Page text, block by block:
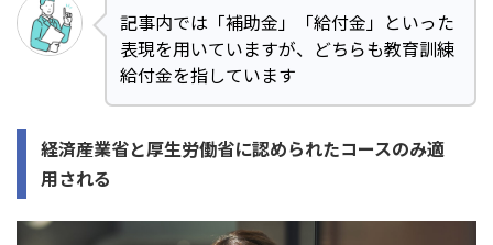
記事内では「補助金」「給付金」といった
表現を用いていますが、どちらも教育訓練
給付金を指しています
経済産業省と厚生労働省に認められたコースのみ適
用される